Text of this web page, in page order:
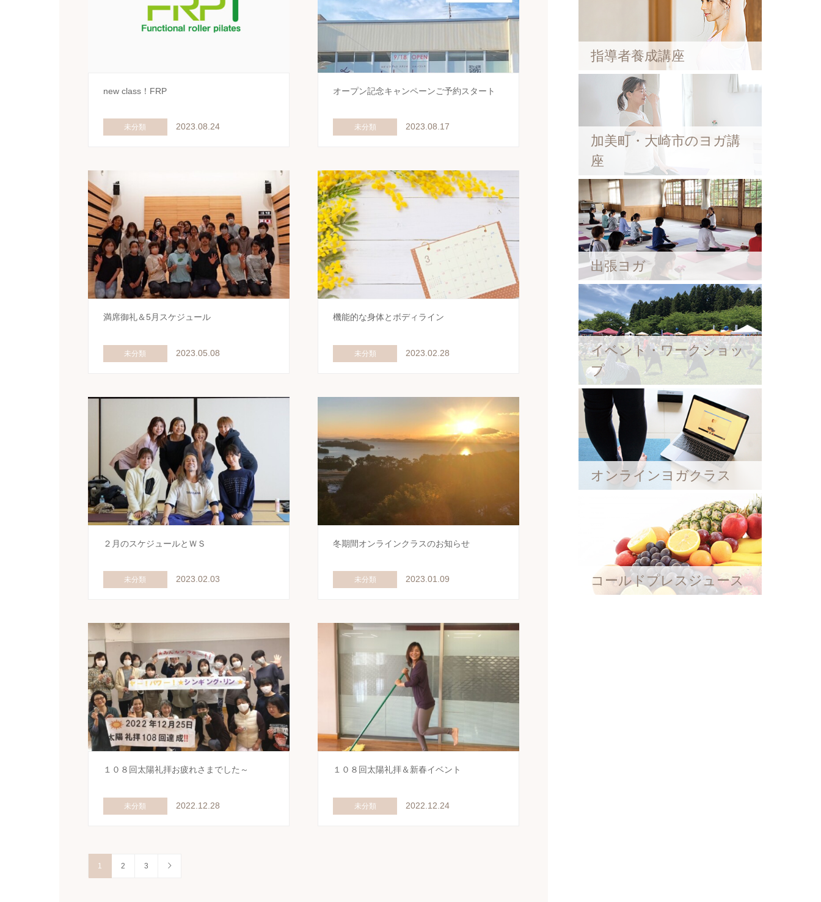
new class！FRP
未分類 2023.08.24
オープン記念キャンペーンご予約スタート
未分類 2023.08.17
満席御礼＆5月スケジュール
未分類 2023.05.08
機能的な身体とボディライン
未分類 2023.02.28
２月のスケジュールとＷＳ
未分類 2023.02.03
冬期間オンラインクラスのお知らせ
未分類 2023.01.09
１０８回太陽礼拝お疲れさまでした～
未分類 2022.12.28
１０８回太陽礼拝＆新春イベント
未分類 2022.12.24
1 2 3
指導者養成講座
加美町・大崎市のヨガ講
座
出張ヨガ
イベント・ワークショッ
プ
オンラインヨガクラス
コールドプレスジュース